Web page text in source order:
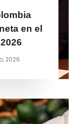
en el
2026